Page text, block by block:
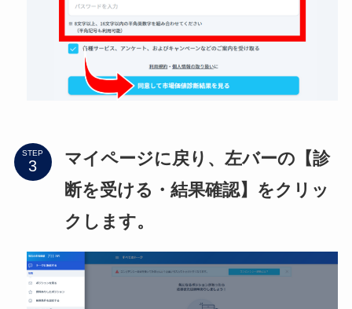
STEP
マイページに戻り、左バーの【診
断を受ける・結果確認】をクリッ
クします。